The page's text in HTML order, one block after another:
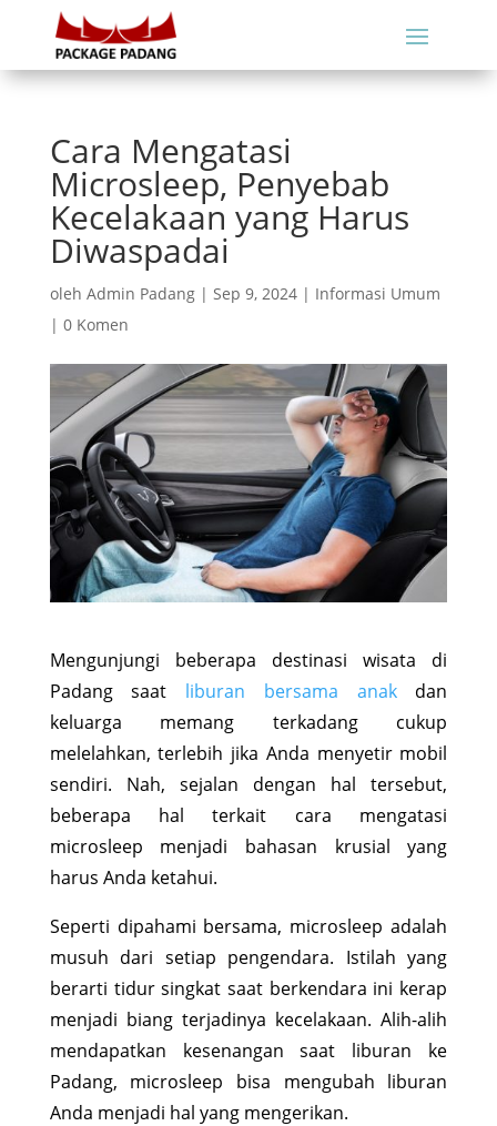
Cara Mengatasi
Microsleep, Penyebab
Kecelakaan yang Harus
Diwaspadai
oleh Admin Padang| Sep 9, 2024| Informasi Umum
| 0 Komen
Mengunjungi beberapa destinasi wisata di
Padang saat liburan bersama anakdan
keluarga memang terkadang cukup
melelahkan, terlebih jika Anda menyetir mobil
sendiri. Nah, sejalan dengan hal tersebut,
beberapa hal terkait cara mengatasi
microsleep menjadi bahasan krusial yang
harus Anda ketahui.
Seperti dipahami bersama, microsleep adalah
musuh dari setiap pengendara. Istilah yang
berarti tidur singkat saat berkendara ini kerap
menjadi biang terjadinya kecelakaan. Alih-alih
mendapatkan kesenangan saat liburan ke
Padang, microsleep bisa mengubah liburan
Anda menjadi hal yang mengerikan.